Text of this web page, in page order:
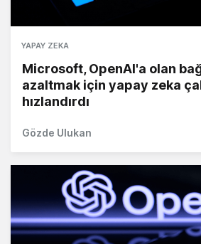
YAPAY ZEKA
Microsoft, OpenAI'a olan
azaltmak için yapay zeka
hızlandırdı
Gözde Ulukan